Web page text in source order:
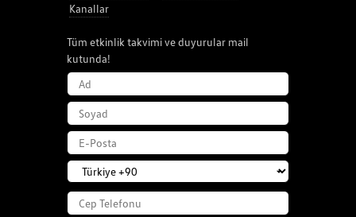
Kanallar
Tüm etkinlik takvimi ve duyurular mail
kutunda!
AD
SOYAD
E-POSTA